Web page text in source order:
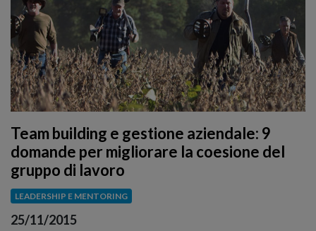
Team building e gestione aziendale: 9
domande per migliorare la coesione del
gruppo di lavoro
LEADERSHIP E MENTORING
25/11/2015